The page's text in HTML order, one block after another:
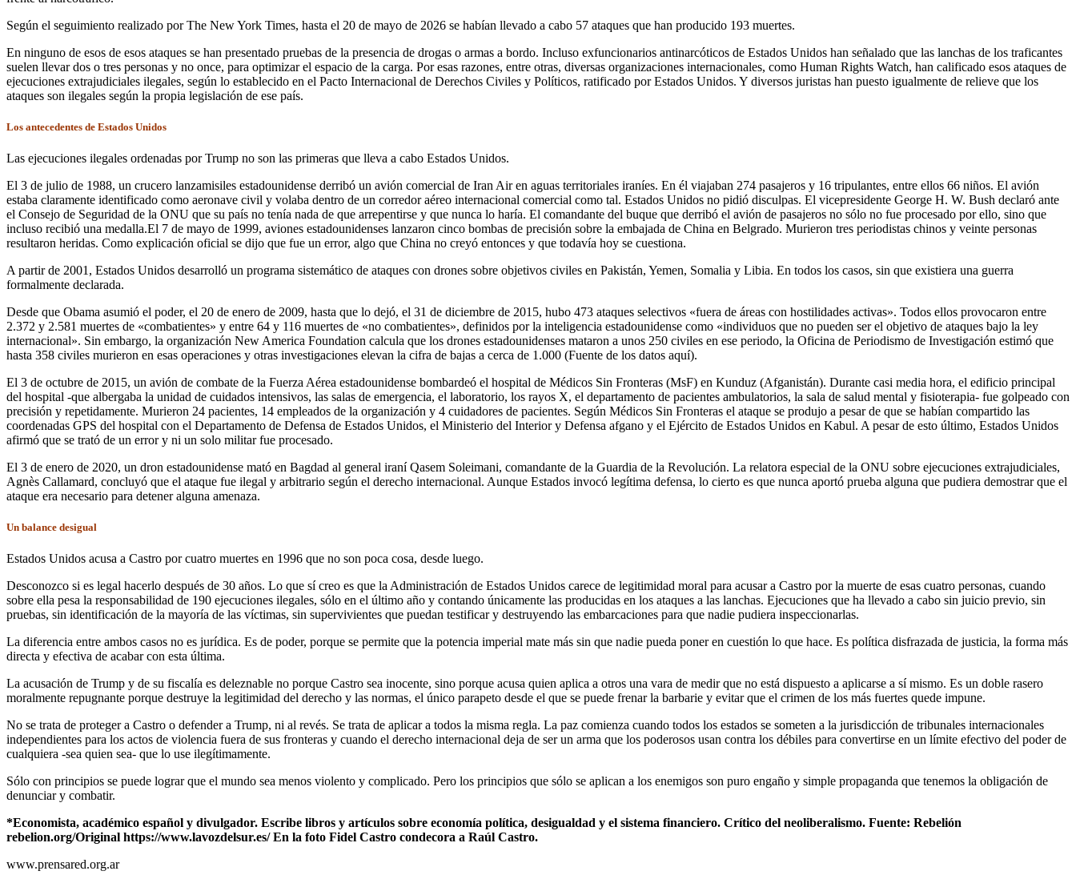
Según el seguimiento realizado por The New York Times, hasta el 20 de mayo de 2026 se habían llevado a cabo 57 ataques que han producido 193 muertes.
En ninguno de esos de esos ataques se han presentado pruebas de la presencia de drogas o armas a bordo. Incluso exfuncionarios antinarcóticos de Estados Unidos han señalado que las lanchas de los traficantes
suelen llevar dos o tres personas y no once, para optimizar el espacio de la carga. Por esas razones, entre otras, diversas organizaciones internacionales, como Human Rights Watch, han calificado esos ataques de
ejecuciones extrajudiciales ilegales, según lo establecido en el Pacto Internacional de Derechos Civiles y Políticos, ratificado por Estados Unidos. Y diversos juristas han puesto igualmente de relieve que los
ataques son ilegales según la propia legislación de ese país.
Los antecedentes de Estados Unidos
Las ejecuciones ilegales ordenadas por Trump no son las primeras que lleva a cabo Estados Unidos.
El 3 de julio de 1988, un crucero lanzamisiles estadounidense derribó un avión comercial de Iran Air en aguas territoriales iraníes. En él viajaban 274 pasajeros y 16 tripulantes, entre ellos 66 niños. El avión
estaba claramente identificado como aeronave civil y volaba dentro de un corredor aéreo internacional comercial como tal. Estados Unidos no pidió disculpas. El vicepresidente George H. W. Bush declaró ante
el Consejo de Seguridad de la ONU que su país no tenía nada de que arrepentirse y que nunca lo haría. El comandante del buque que derribó el avión de pasajeros no sólo no fue procesado por ello, sino que
incluso recibió una medalla.El 7 de mayo de 1999, aviones estadounidenses lanzaron cinco bombas de precisión sobre la embajada de China en Belgrado. Murieron tres periodistas chinos y veinte personas
resultaron heridas. Como explicación oficial se dijo que fue un error, algo que China no creyó entonces y que todavía hoy se cuestiona.
A partir de 2001, Estados Unidos desarrolló un programa sistemático de ataques con drones sobre objetivos civiles en Pakistán, Yemen, Somalia y Libia. En todos los casos, sin que existiera una guerra
formalmente declarada.
Desde que Obama asumió el poder, el 20 de enero de 2009, hasta que lo dejó, el 31 de diciembre de 2015, hubo 473 ataques selectivos «fuera de áreas con hostilidades activas». Todos ellos provocaron entre
2.372 y 2.581 muertes de «combatientes» y entre 64 y 116 muertes de «no combatientes», definidos por la inteligencia estadounidense como «individuos que no pueden ser el objetivo de ataques bajo la ley
internacional». Sin embargo, la organización New America Foundation calcula que los drones estadounidenses mataron a unos 250 civiles en ese periodo, la Oficina de Periodismo de Investigación estimó que
hasta 358 civiles murieron en esas operaciones y otras investigaciones elevan la cifra de bajas a cerca de 1.000 (Fuente de los datos aquí).
El 3 de octubre de 2015, un avión de combate de la Fuerza Aérea estadounidense bombardeó el hospital de Médicos Sin Fronteras (MsF) en Kunduz (Afganistán). Durante casi media hora, el edificio principal
del hospital -que albergaba la unidad de cuidados intensivos, las salas de emergencia, el laboratorio, los rayos X, el departamento de pacientes ambulatorios, la sala de salud mental y fisioterapia- fue golpeado con
precisión y repetidamente. Murieron 24 pacientes, 14 empleados de la organización y 4 cuidadores de pacientes. Según Médicos Sin Fronteras el ataque se produjo a pesar de que se habían compartido las
coordenadas GPS del hospital con el Departamento de Defensa de Estados Unidos, el Ministerio del Interior y Defensa afgano y el Ejército de Estados Unidos en Kabul. A pesar de esto último, Estados Unidos
afirmó que se trató de un error y ni un solo militar fue procesado.
El 3 de enero de 2020, un dron estadounidense mató en Bagdad al general iraní Qasem Soleimani, comandante de la Guardia de la Revolución. La relatora especial de la ONU sobre ejecuciones extrajudiciales,
Agnès Callamard, concluyó que el ataque fue ilegal y arbitrario según el derecho internacional. Aunque Estados invocó legítima defensa, lo cierto es que nunca aportó prueba alguna que pudiera demostrar que el
ataque era necesario para detener alguna amenaza.
Un balance desigual
Estados Unidos acusa a Castro por cuatro muertes en 1996 que no son poca cosa, desde luego.
Desconozco si es legal hacerlo después de 30 años. Lo que sí creo es que la Administración de Estados Unidos carece de legitimidad moral para acusar a Castro por la muerte de esas cuatro personas, cuando
sobre ella pesa la responsabilidad de 190 ejecuciones ilegales, sólo en el último año y contando únicamente las producidas en los ataques a las lanchas. Ejecuciones que ha llevado a cabo sin juicio previo, sin
pruebas, sin identificación de la mayoría de las víctimas, sin supervivientes que puedan testificar y destruyendo las embarcaciones para que nadie pudiera inspeccionarlas.
La diferencia entre ambos casos no es jurídica. Es de poder, porque se permite que la potencia imperial mate más sin que nadie pueda poner en cuestión lo que hace. Es política disfrazada de justicia, la forma más
directa y efectiva de acabar con esta última.
La acusación de Trump y de su fiscalía es deleznable no porque Castro sea inocente, sino porque acusa quien aplica a otros una vara de medir que no está dispuesto a aplicarse a sí mismo. Es un doble rasero
moralmente repugnante porque destruye la legitimidad del derecho y las normas, el único parapeto desde el que se puede frenar la barbarie y evitar que el crimen de los más fuertes quede impune.
No se trata de proteger a Castro o defender a Trump, ni al revés. Se trata de aplicar a todos la misma regla. La paz comienza cuando todos los estados se someten a la jurisdicción de tribunales internacionales
independientes para los actos de violencia fuera de sus fronteras y cuando el derecho internacional deja de ser un arma que los poderosos usan contra los débiles para convertirse en un límite efectivo del poder de
cualquiera -sea quien sea- que lo use ilegítimamente.
Sólo con principios se puede lograr que el mundo sea menos violento y complicado. Pero los principios que sólo se aplican a los enemigos son puro engaño y simple propaganda que tenemos la obligación de
denunciar y combatir.
*Economista, académico español y divulgador. Escribe libros y artículos sobre economía política, desigualdad y el sistema financiero. Crítico del neoliberalismo. Fuente: Rebelión
rebelion.org/Original https://www.lavozdelsur.es/ En la foto Fidel Castro condecora a Raúl Castro.
www.prensared.org.ar